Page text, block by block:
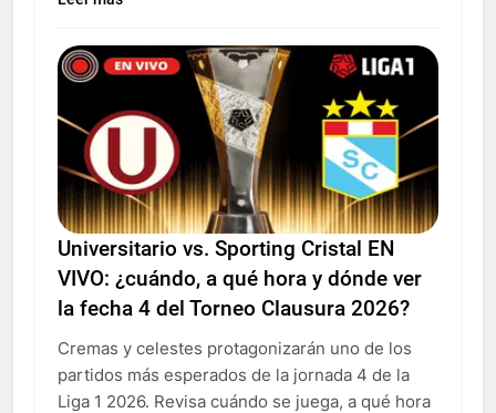
Universitario vs. Sporting Cristal EN
VIVO: ¿cuándo, a qué hora y dónde ver
la fecha 4 del Torneo Clausura 2026?
Cremas y celestes protagonizarán uno de los
partidos más esperados de la jornada 4 de la
Liga 1 2026. Revisa cuándo se juega, a qué hora